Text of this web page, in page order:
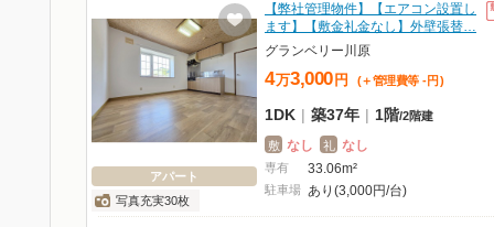
アパート
写真充実30枚
【弊社管理物件】【エアコン設置し
ます】【敷金礼金なし】外壁張替…
グランベリー川原
4万3,000 円 (＋管理費等 - 円 )
1DK | 築37年 | 1階/2階建
敷 なし 礼 なし
専有 33.06m²
駐車場 あり(3,000円/台)